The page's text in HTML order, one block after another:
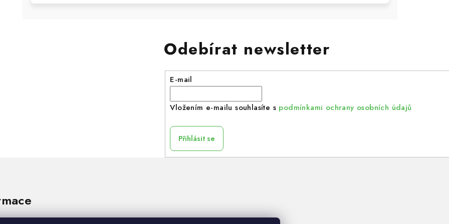
Odebírat newsletter
E-mail
Vložením e-mailu souhlasíte s podmínkami ochrany osobních údajů
Přihlásit se